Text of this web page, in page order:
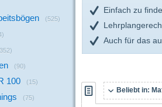
(525)
(90)
100 (15)
(75)
Einfach zu
Auch für das
Beliebt in: